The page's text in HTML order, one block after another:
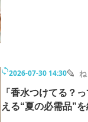
2026-07-30 14:30
「香水つけてる？
える“夏の必需品”